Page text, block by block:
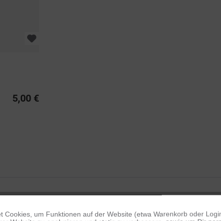
5,00 €
Cookies, um Funktionen auf der Website (etwa Warenkorb oder